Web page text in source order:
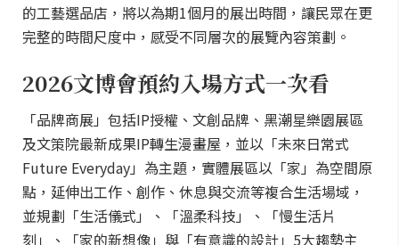
的工藝選品店，將以為期1個月的展出時間，讓民眾在更
完整的時間尺度中，感受不同層次的展覽內容策劃。
2026文博會預約入場方式一次看
「品牌商展」包括IP授權、文創品牌、黑潮星樂園展區
及文策院最新成果IP轉生漫畫屋，並以「未來日常式
Future Everyday」為主題，實體展區以「家」為空間原
點，延伸出工作、創作、休息與交流等複合生活場域，
並規劃「生活儀式」、「溫柔科技」、「慢生活片
刻」、「家的新想像」與「有意識的設計」5大趨勢主